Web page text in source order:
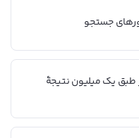
جستجو
طبق یک میلیون نتیجۀ